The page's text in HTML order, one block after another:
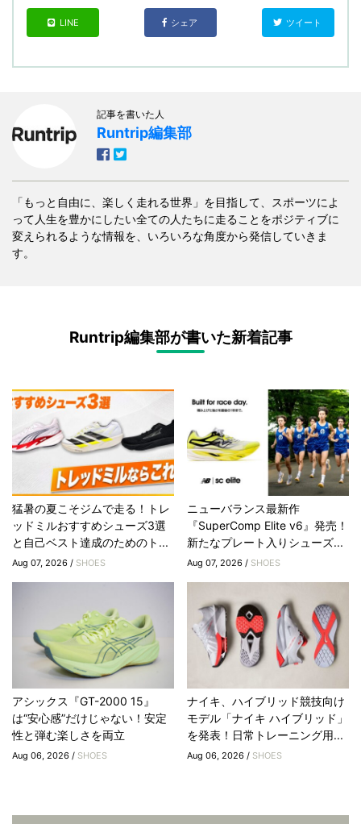
LINE シェア ツイート
記事を書いた人
Runtrip編集部
「もっと自由に、楽しく走れる世界」を目指して、スポーツによ
って人生を豊かにしたい全ての人たちに走ることをポジティブに
変えられるような情報を、いろいろな角度から発信していきま
す。
Runtrip編集部が書いた新着記事
猛暑の夏こそジムで走る！トレ
ッドミルおすすめシューズ3選
と自己ベスト達成のためのト...
Aug 07, 2026 / SHOES
ニューバランス最新作
『SuperComp Elite v6』発売！
新たなプレート入りシューズ...
Aug 07, 2026 / SHOES
アシックス『GT-2000 15』
は“安心感”だけじゃない！安定
性と弾む楽しさを両立
Aug 06, 2026 / SHOES
ナイキ、ハイブリッド競技向け
モデル「ナイキ ハイブリッド」
を発表！日常トレーニング用...
Aug 06, 2026 / SHOES